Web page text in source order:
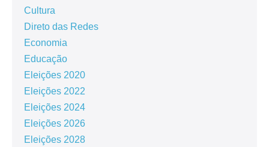
Cultura
Direto das Redes
Economia
Educação
Eleições 2020
Eleições 2022
Eleições 2024
Eleições 2026
Eleições 2028